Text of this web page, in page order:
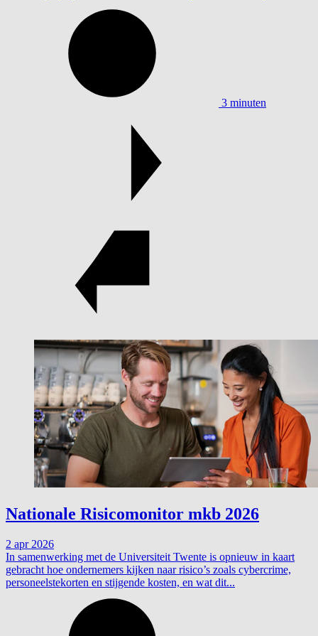
3 minuten
Nationale Risicomonitor mkb 2026
2 apr 2026
In samenwerking met de Universiteit Twente is opnieuw in kaart
gebracht hoe ondernemers kijken naar risico’s zoals cybercrime,
personeelstekorten en stijgende kosten, en wat dit...